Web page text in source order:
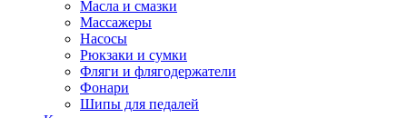
Масла и смазки
Массажеры
Насосы
Рюкзаки и сумки
Фляги и флягодержатели
Фонари
Шипы для педалей